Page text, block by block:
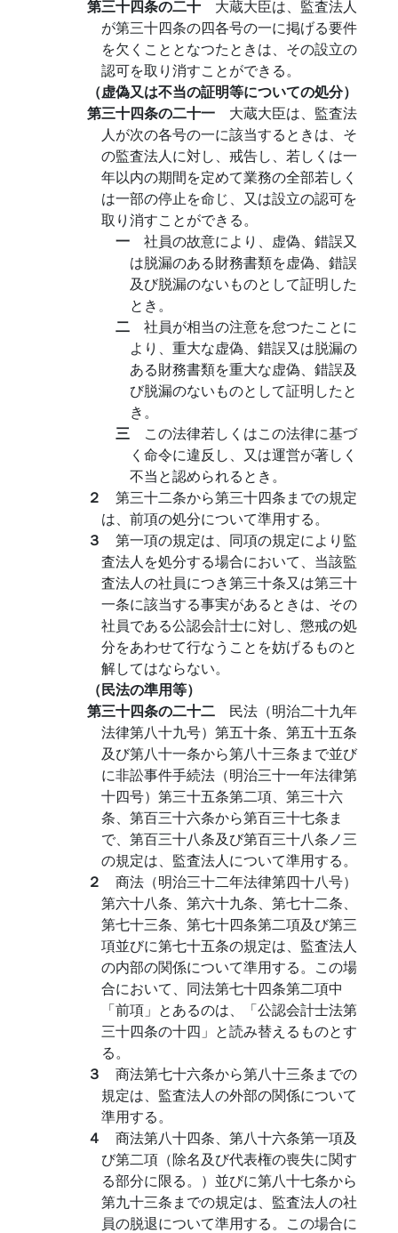
第三十四条の二十 大蔵大臣は、監査法人
が第三十四条の四各号の一に掲げる要件
を欠くこととなつたときは、その設立の
認可を取り消すことができる。
（虚偽又は不当の証明等についての処分）
第三十四条の二十一 大蔵大臣は、監査法
人が次の各号の一に該当するときは、そ
の監査法人に対し、戒告し、若しくは一
年以内の期間を定めて業務の全部若しく
は一部の停止を命じ、又は設立の認可を
取り消すことができる。
一 社員の故意により、虚偽、錯誤又
は脱漏のある財務書類を虚偽、錯誤
及び脱漏のないものとして証明した
とき。
二 社員が相当の注意を怠つたことに
より、重大な虚偽、錯誤又は脱漏の
ある財務書類を重大な虚偽、錯誤及
び脱漏のないものとして証明したと
き。
三 この法律若しくはこの法律に基づ
く命令に違反し、又は運営が著しく
不当と認められるとき。
２ 第三十二条から第三十四条までの規定
は、前項の処分について準用する。
３ 第一項の規定は、同項の規定により監
査法人を処分する場合において、当該監
査法人の社員につき第三十条又は第三十
一条に該当する事実があるときは、その
社員である公認会計士に対し、懲戒の処
分をあわせて行なうことを妨げるものと
解してはならない。
（民法の準用等）
第三十四条の二十二 民法（明治二十九年
法律第八十九号）第五十条、第五十五条
及び第八十一条から第八十三条まで並び
に非訟事件手続法（明治三十一年法律第
十四号）第三十五条第二項、第三十六
条、第百三十六条から第百三十七条ま
で、第百三十八条及び第百三十八条ノ三
の規定は、監査法人について準用する。
２ 商法（明治三十二年法律第四十八号）
第六十八条、第六十九条、第七十二条、
第七十三条、第七十四条第二項及び第三
項並びに第七十五条の規定は、監査法人
の内部の関係について準用する。この場
合において、同法第七十四条第二項中
「前項」とあるのは、「公認会計士法第
三十四条の十四」と読み替えるものとす
る。
３ 商法第七十六条から第八十三条までの
規定は、監査法人の外部の関係について
準用する。
４ 商法第八十四条、第八十六条第一項及
び第二項（除名及び代表権の喪失に関す
る部分に限る。）並びに第八十七条から
第九十三条までの規定は、監査法人の社
員の脱退について準用する。この場合に